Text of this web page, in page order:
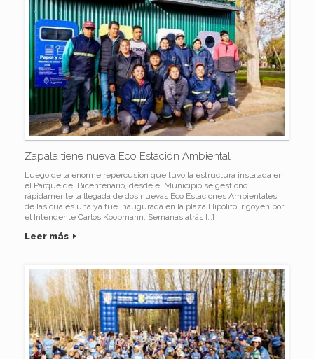
Zapala tiene nueva Eco Estación Ambiental
Luego de la enorme repercusión que tuvo la estructura instalada en
el Parque del Bicentenario, desde el Municipio se gestionó
rápidamente la llegada de dos nuevas Eco Estaciones Ambientales,
de las cuales una ya fue inaugurada en la plaza Hipólito Irigoyen por
el Intendente Carlos Koopmann. Semanas atrás […]
Leer más